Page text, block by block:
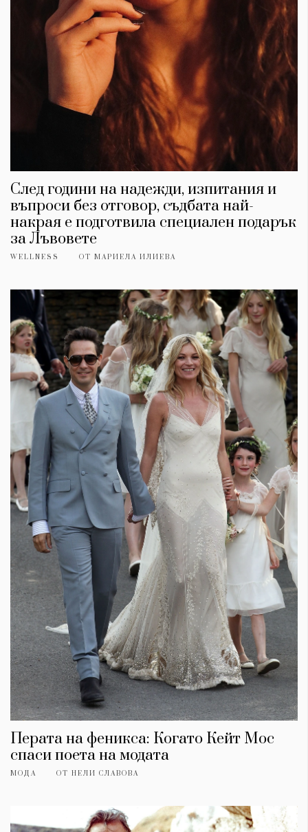
След години на надежди, изпитания и
въпроси без отговор, съдбата най-
накрая е подготвила специален подарък
за Лъвовете
WELLNESS ОТ МАРИЕЛА ИЛИЕВА
Перата на феникса: Когато Кейт Мос
спаси поета на модата
МОДА ОТ НЕЛИ СЛАВОВА
КАТЕГОРИИ
Wine&Dine
Подкасти
Мода
Dialogue
Изкуство
Красота
Цветно
Гурме
Пътувай
Wellness
ЗА НАС
Условия за
ползване
За нас
Реклама
Политика за
поверителност
ModerenDom
СЛЕДВАЙТЕ НИ
Facebook Instagram Twitter
Pinterest
YouTube
Spotify Soundcloud
Ако нашият сайт ви харесва, можете да се абонирате за
© 2026, HighViewArt | Всички права запазени